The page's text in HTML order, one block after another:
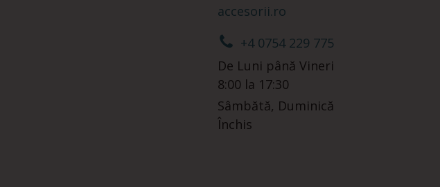
accesorii.ro
+4 0754 229 775
De Luni până Vineri
8:00 la 17:30
Sâmbătă, Duminică
Închis